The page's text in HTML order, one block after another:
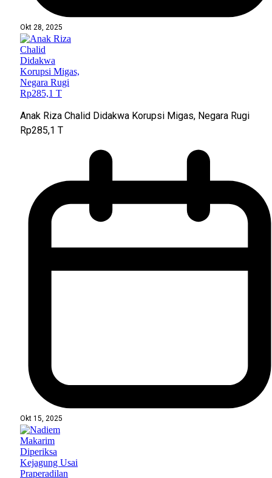
Okt 28, 2025
Anak Riza Chalid Didakwa Korupsi Migas, Negara Rugi
Rp285,1 T
Okt 15, 2025